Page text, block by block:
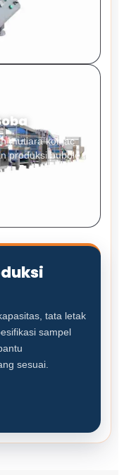
mutiara konjac
produksi bubble
tata letak
sampel
sesuai.